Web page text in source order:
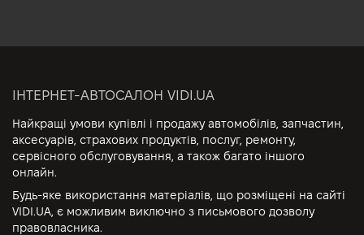
ІНТЕРНЕТ-АВТОСАЛОН VIDI.UA
Найкращі умови купівлі і продажу автомобілів, запчастин,
аксесуарів, страхових продуктів, послуг, ремонту,
сервісного обслуговування, а також багато іншого
онлайн.
Будь-яке використання матеріалів, що розміщені на сайті
VIDI.UA, є можливим виключно з письмового дозволу
правовласника.